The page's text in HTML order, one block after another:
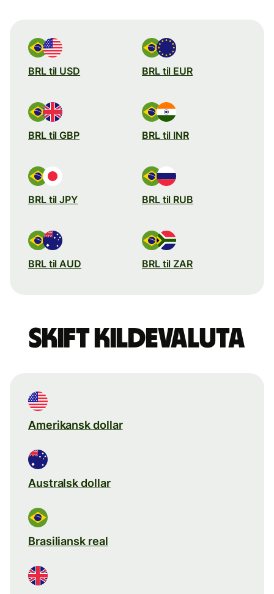
BRL til USD BRL til EUR
BRL til GBP BRL til INR
BRL til JPY BRL til RUB
BRL til AUD BRL til ZAR
Skift kildevaluta
Amerikansk dollar
Australsk dollar
Brasiliansk real